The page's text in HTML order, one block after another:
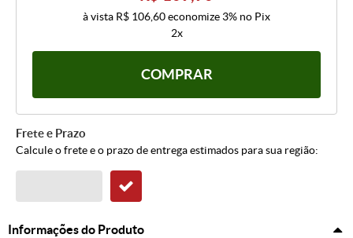
à vista R$ 106,60economize 3% no Pix
2x
COMPRAR
Frete e Prazo
Calcule o frete e o prazo de entrega estimados para sua região:
Informações do Produto